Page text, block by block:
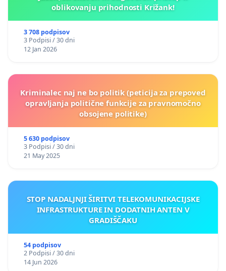
oblikovanju prihodnosti Križank!
3 708 podpisov
3 Podpisi / 30 dni
12 Jan 2026
Kriminalec naj ne bo politik (peticija za prepoved
opravljanja politične funkcije za pravnomočno
obsojene politike)
5 630 podpisov
3 Podpisi / 30 dni
21 May 2025
STOP NADALJNJI ŠIRITVI TELEKOMUNIKACIJSKE
INFRASTRUKTURE IN DODATNIH ANTEN V
GRADIŠČAKU
54 podpisov
2 Podpisi / 30 dni
14 Jun 2026